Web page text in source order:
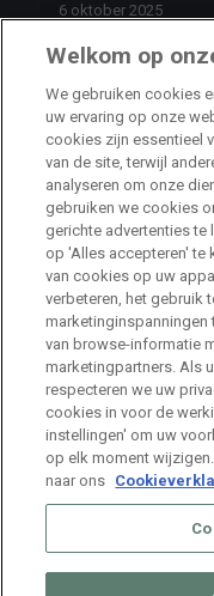
6 oktober 2025
HR Consultant
Sint-Niklaas Full
Stage HR
Machelen
Talent Acquisition
Machelen Full
Welkom op
We gebruiken cookies
uw ervaring op onze
cookies zijn essentieel
van de site, terwijl
analyseren om onze
gebruiken we cookies
gerichte advertenties
op 'Alles accepteren' te
van cookies op uw
verbeteren, het gebruik
marketinginspanningen
van browse-informatie
marketingpartners. Als
respecteren we uw
cookies in voor de
instellingen' om uw
op elk moment
naar ons